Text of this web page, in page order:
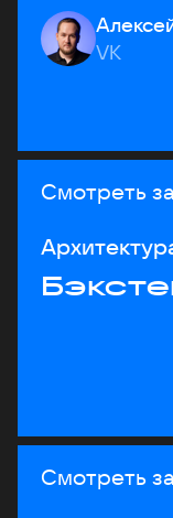
VK
Смотреть
Смотреть